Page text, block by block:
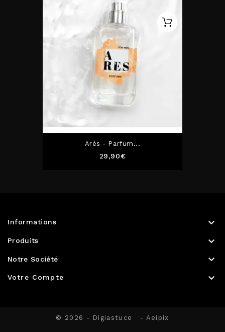
Arès - Parfum...
29,90€Prix
Informations 
Produits 
Notre Société 
Votre Compte 
© 2026 - Digiastuce - Aeipix